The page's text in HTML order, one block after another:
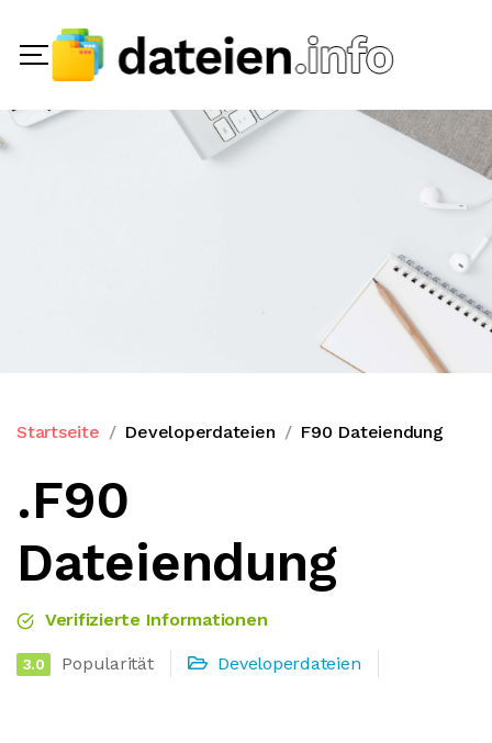
Startseite Developerdateien F90 Dateiendung
.F90
Dateiendung
Verifizierte Informationen
3.0 Popularität Developerdateien